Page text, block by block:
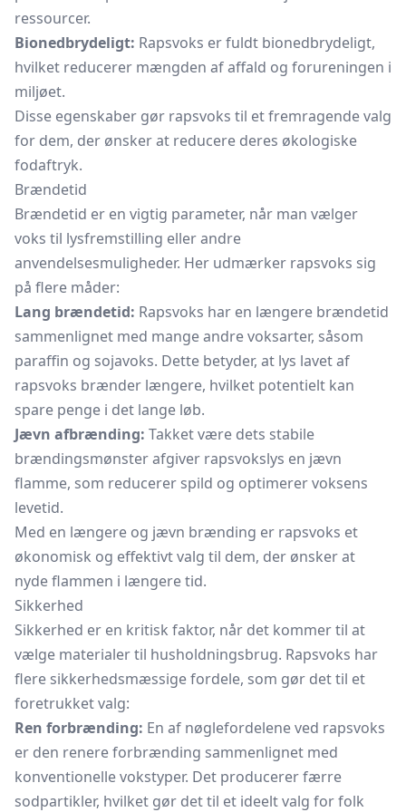
ressourcer.
Bionedbrydeligt: Rapsvoks er fuldt bionedbrydeligt,
hvilket reducerer mængden af affald og forureningen i
miljøet.
Disse egenskaber gør rapsvoks til et fremragende valg
for dem, der ønsker at reducere deres økologiske
fodaftryk.
Brændetid
Brændetid er en vigtig parameter, når man vælger
voks til lysfremstilling eller andre
anvendelsesmuligheder. Her udmærker rapsvoks sig
på flere måder:
Lang brændetid: Rapsvoks har en længere brændetid
sammenlignet med mange andre voksarter, såsom
paraffin og sojavoks. Dette betyder, at lys lavet af
rapsvoks brænder længere, hvilket potentielt kan
spare penge i det lange løb.
Jævn afbrænding: Takket være dets stabile
brændingsmønster afgiver rapsvokslys en jævn
flamme, som reducerer spild og optimerer voksens
levetid.
Med en længere og jævn brænding er rapsvoks et
økonomisk og effektivt valg til dem, der ønsker at
nyde flammen i længere tid.
Sikkerhed
Sikkerhed er en kritisk faktor, når det kommer til at
vælge materialer til husholdningsbrug. Rapsvoks har
flere sikkerhedsmæssige fordele, som gør det til et
foretrukket valg:
Ren forbrænding: En af nøglefordelene ved rapsvoks
er den renere forbrænding sammenlignet med
konventionelle vokstyper. Det producerer færre
sodpartikler, hvilket gør det til et ideelt valg for folk